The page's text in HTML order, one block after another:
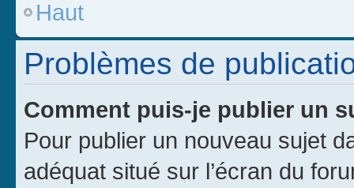
Haut
Problèmes de
Comment puis-je publier un
Pour publier un nouveau sujet
adéquat situé sur l’écran du